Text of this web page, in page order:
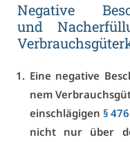
Ne­ga­ti­ve
und
Ei­ne ne­ga­ti­ve
nem
ein­schlä­gi­gen §
nicht nur über